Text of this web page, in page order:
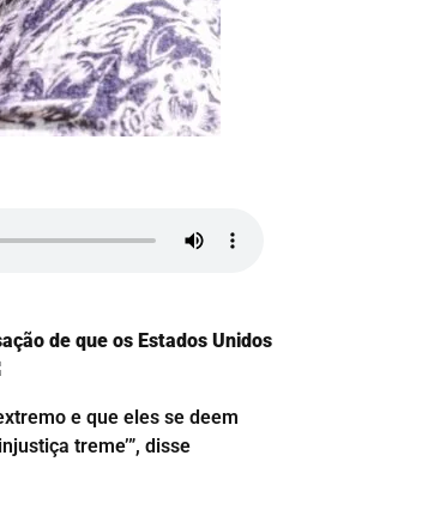
de que os Estados Unidos
e que eles se deem
treme’”, disse